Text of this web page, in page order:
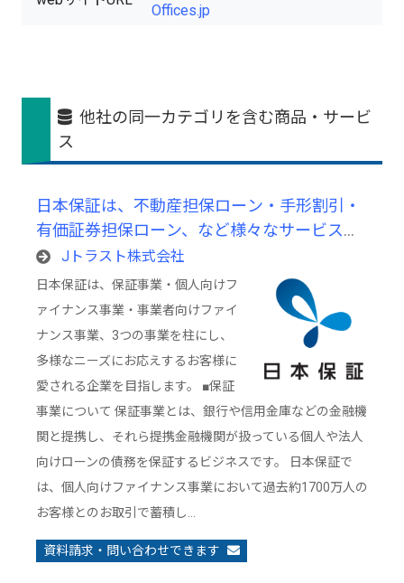
Offices.jp
他社の同一カテゴリを含む商品・サービ
ス
日本保証は、不動産担保ローン・手形割引・
有価証券担保ローン、など様々なサービスを
展開するトータルファイナンスカンパニーで
す。
Jトラスト株式会社
日本保証は、保証事業・個人向けフ
ァイナンス事業・事業者向けファイ
ナンス事業、3つの事業を柱にし、
多様なニーズにお応えするお客様に
愛される企業を目指します。 ■保証
事業について 保証事業とは、銀行や信用金庫などの金融機
関と提携し、それら提携金融機関が扱っている個人や法人
向けローンの債務を保証するビジネスです。 日本保証で
は、個人向けファイナンス事業において過去約1700万人の
お客様とのお取引で蓄積し…
資料請求・問い合わせできます